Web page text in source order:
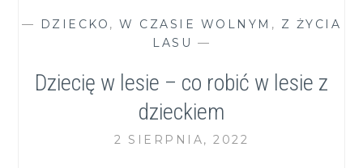
— DZIECKO ,W CZASIE WOLNYM , Z ŻYCIA
LASU —
Dziecię w lesie – co robić w lesie z
dzieckiem
2 SIERPNIA, 2022